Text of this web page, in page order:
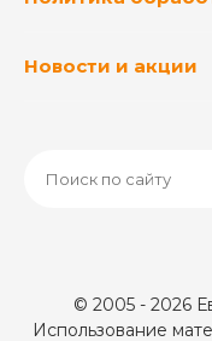
Новости и акции
© 2005 - 2026
Использование